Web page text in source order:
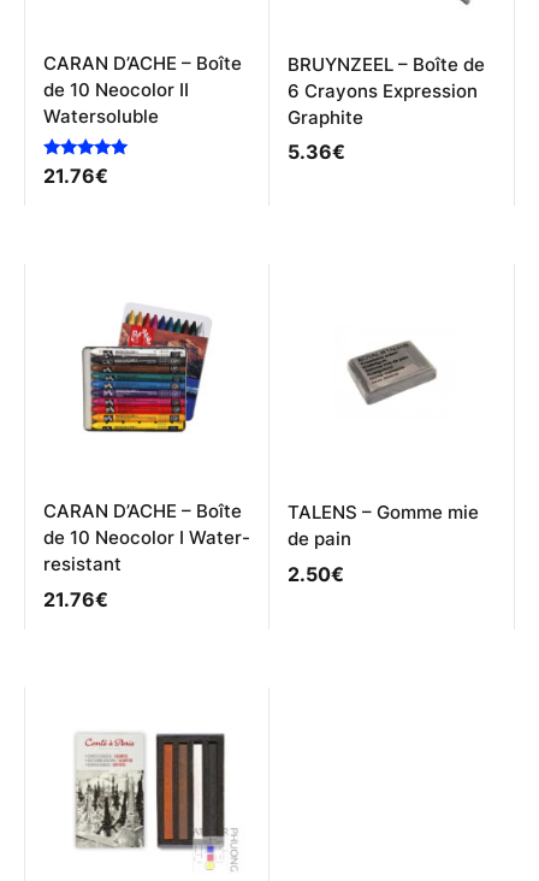
CARAN D’ACHE – Boîte
de 10 Neocolor II
Watersoluble
Note
5.00
21.76€
BRUYNZEEL – Boîte de
6 Crayons Expression
Graphite
5.36€
CARAN D’ACHE – Boîte
de 10 Neocolor I Water-
resistant
21.76€
TALENS – Gomme mie
de pain
2.50€